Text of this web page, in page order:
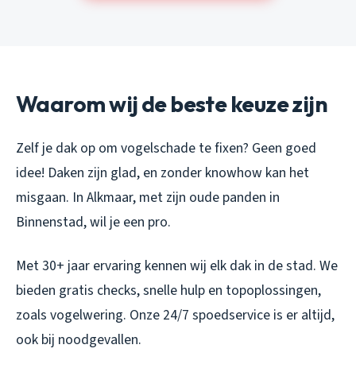
Waarom wij de beste keuze zijn
Zelf je dak op om vogelschade te fixen? Geen goed
idee! Daken zijn glad, en zonder knowhow kan het
misgaan. In Alkmaar, met zijn oude panden in
Binnenstad, wil je een pro.
Met 30+ jaar ervaring kennen wij elk dak in de stad. We
bieden gratis checks, snelle hulp en topoplossingen,
zoals vogelwering. Onze 24/7 spoedservice is er altijd,
ook bij noodgevallen.